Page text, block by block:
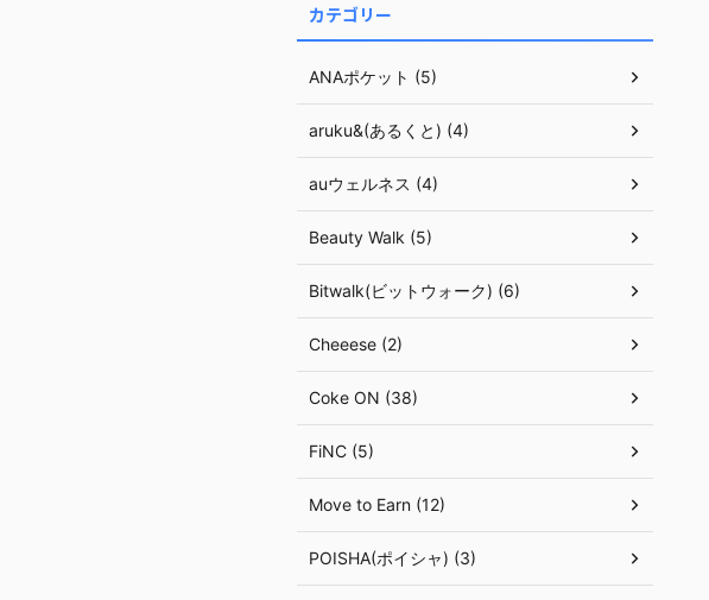
カテゴリー
ANAポケット (5)
aruku&(あるくと) (4)
auウェルネス (4)
Beauty Walk (5)
Bitwalk(ビットウォーク) (6)
Cheeese (2)
Coke ON (38)
FiNC (5)
Move to Earn (12)
POISHA(ポイシャ) (3)